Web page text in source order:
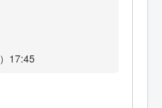
17:45